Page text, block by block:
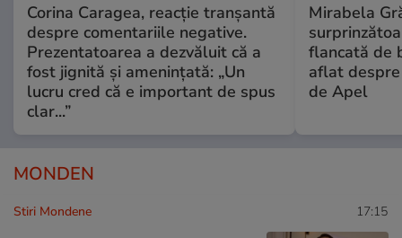
Corina Caragea, reacție tranșantă
despre comentariile negative.
Prezentatoarea a dezvăluit că a
fost jignită și amenințată: „Un
lucru cred că e important de spus
clar...”
Mirabela
flancată de
aflat
de Apel
MONDEN
Stiri Mondene 17:15